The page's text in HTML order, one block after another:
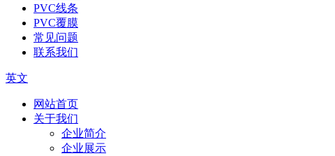
PVC线条
PVC覆膜
常见问题
联系我们
英文
网站首页
关于我们
企业简介
企业展示